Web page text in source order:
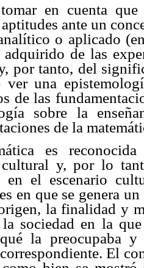
en cuenta
ante un
o aplicado
de las
por tanto, del
ver una
de las
sobre la
de la
es
y, por lo
en el escenario
en que se genera
la finalidad y
sociedad en la
la preocupaba
El